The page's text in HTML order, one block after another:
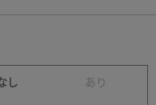
し あ り